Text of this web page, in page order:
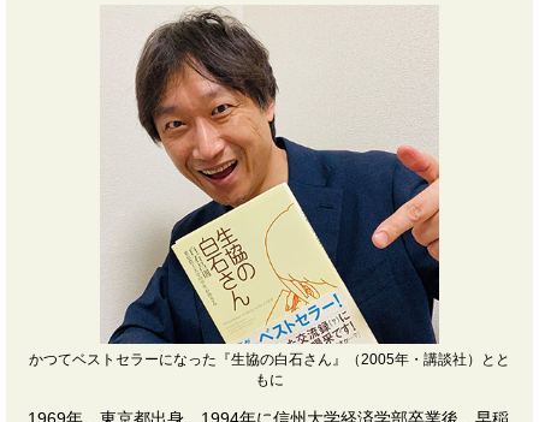
かつてベストセラーになった 『生協の白石さん』
（2005年・講談社）とと
もに